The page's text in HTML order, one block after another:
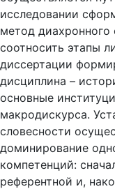
исследовании
метод
соотносить этапы
диссертации
дисциплина –
основные
макродискурса.
словесности
доминирование
компетенций:
референтной и,